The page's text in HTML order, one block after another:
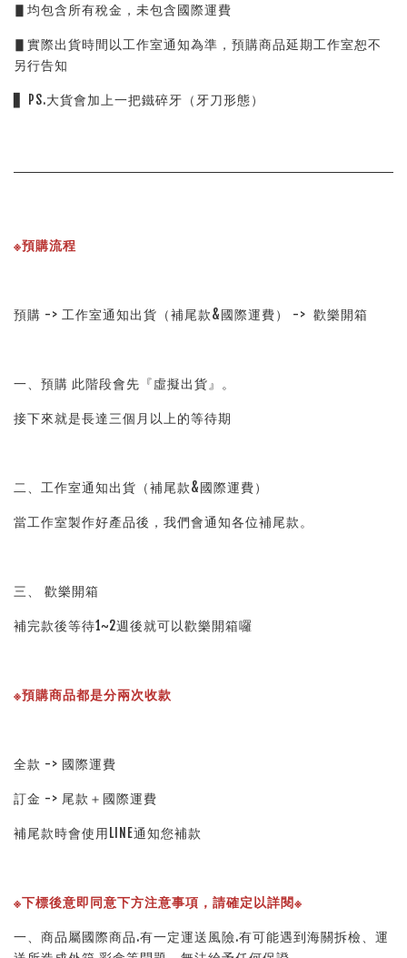
▋均包含所有稅金，未包含國際運費
▋實際出貨時間以工作室通知為準，預購商品延期工作室恕不
另行告知
▋ PS.大貨會加上一把鐵碎牙（牙刀形態）
※預購流程
預購 -> 工作室通知出貨（補尾款&國際運費） ->  歡樂開箱
一、預購 此階段會先『虛擬出貨』。
接下來就是長達三個月以上的等待期
二、工作室通知出貨（補尾款&國際運費）
當工作室製作好產品後，我們會通知各位補尾款。
三、 歡樂開箱
補完款後等待1~2週後就可以歡樂開箱囉
※預購商品都是分兩次收款
全款 -> 國際運費
訂金 -> 尾款＋國際運費
補尾款時會使用LINE通知您補款
※下標後意即同意下方注意事項，請確定以詳閱※
一、商品屬國際商品.有一定運送風險.有可能遇到海關拆檢、運